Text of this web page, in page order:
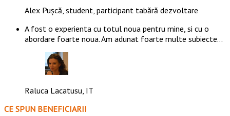
Alex Pușcă, student, participant tabără dezvoltare
A fost o experienta cu totul noua pentru mine, si cu o
abordare foarte noua. Am adunat foarte multe subiecte…
Raluca Lacatusu, IT
CE SPUN BENEFICIARII